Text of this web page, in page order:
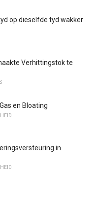
op dieselfde tyd wakker
Verhittingstok te
en Bloating
in